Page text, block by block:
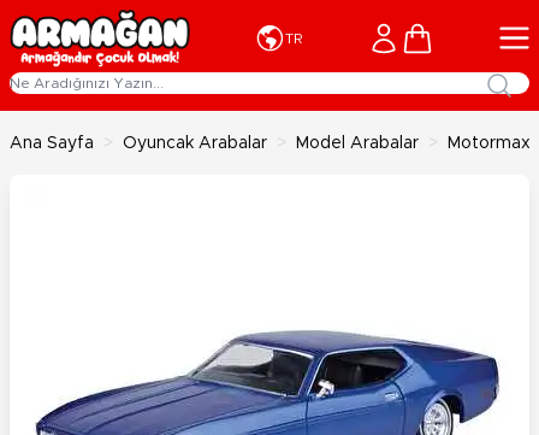
İçeriğe geç
TR Cart
Ana Sayfa > Oyuncak Arabalar > Model Arabalar > Motormax